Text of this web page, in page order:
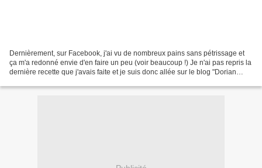
Dernièrement, sur Facebook, j'ai vu de nombreux pains sans pétrissage et
ça m'a redonné envie d'en faire un peu (voir beaucoup !) Je n'ai pas repris la
dernière recette que j'avais faite et je suis donc allée sur le blog "Dorian